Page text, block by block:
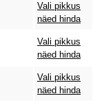
Vali pikkus
näed hinda
Vali pikkus
näed hinda
Vali pikkus
näed hinda